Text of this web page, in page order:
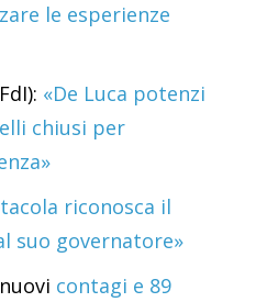
le esperienze
«De Luca potenzi
chiusi per
riconosca il
suo governatore»
contagi e 89